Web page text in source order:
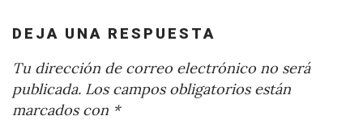
DEJA UNA RESPUESTA
Tu dirección de correo electrónico no será
publicada. Los campos obligatorios están
marcados con *